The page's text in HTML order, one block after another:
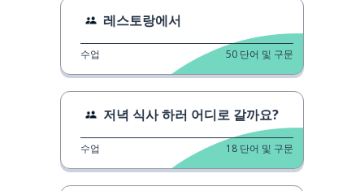
레스토랑에서
수업 50 단어 및 구문
저녁 식사 하러 어디로 갈까요?
수업 18 단어 및 구문